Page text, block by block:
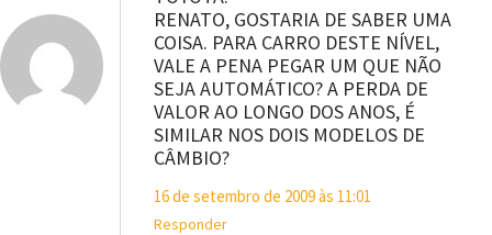
RENATO, GOSTARIA DE SABER UMA
COISA. PARA CARRO DESTE NÍVEL,
VALE A PENA PEGAR UM QUE NÃO
SEJA AUTOMÁTICO? A PERDA DE
VALOR AO LONGO DOS ANOS, É
SIMILAR NOS DOIS MODELOS DE
CÂMBIO?
16 de setembro de 2009 às 11:01
Responder